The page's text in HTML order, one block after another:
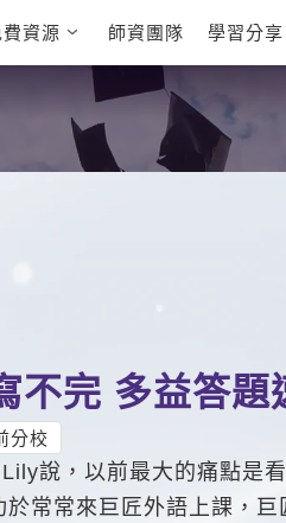
能力養成
自然發音
開口溜英文
費資源 師資團隊 學習分享
不完 多益答題
分校
說，以前最大的痛點是
常常來巨匠外語上課，